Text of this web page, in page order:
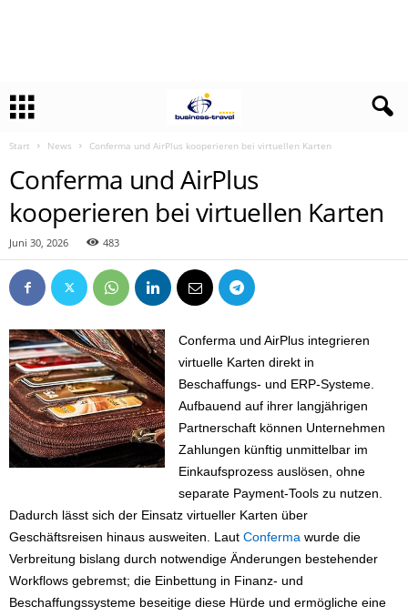
Start News Conferma und AirPlus kooperieren bei virtuellen Karten
Conferma und AirPlus
kooperieren bei virtuellen Karten
Juni 30, 2026 483
Conferma und AirPlus integrieren
virtuelle Karten direkt in
Beschaffungs- und ERP-Systeme.
Aufbauend auf ihrer langjährigen
Partnerschaft können Unternehmen
Zahlungen künftig unmittelbar im
Einkaufsprozess auslösen, ohne
separate Payment-Tools zu nutzen.
Dadurch lässt sich der Einsatz virtueller Karten über
Geschäftsreisen hinaus ausweiten. Laut Conferma wurde die
Verbreitung bislang durch notwendige Änderungen bestehender
Workflows gebremst; die Einbettung in Finanz- und
Beschaffungssysteme beseitige diese Hürde und ermögliche eine